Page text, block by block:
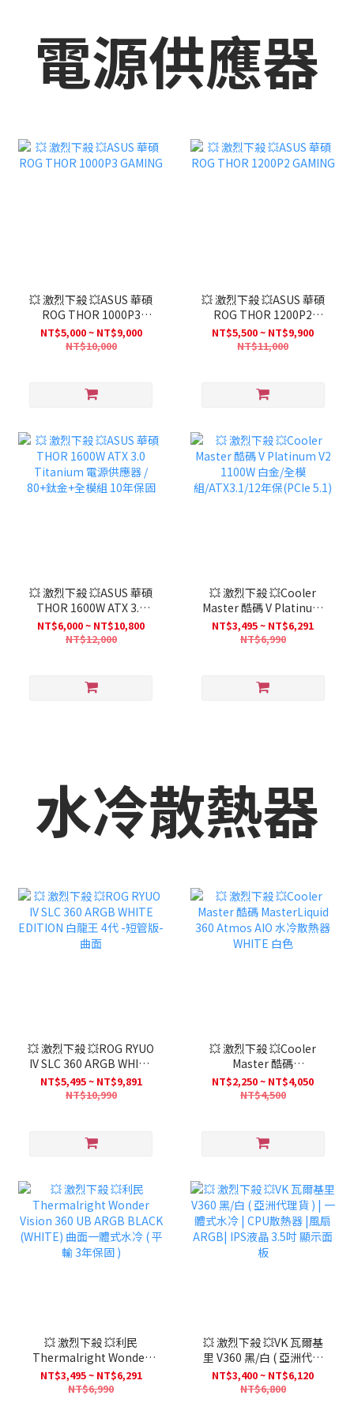
電源供應器
💥 激烈下殺 💥ASUS 華碩
ROG THOR 1000P3
GAMING
NT$5,000 ~ NT$9,000
NT$10,000
💥 激烈下殺 💥ASUS 華碩
ROG THOR 1200P2
GAMING
NT$5,500 ~ NT$9,900
NT$11,000
💥 激烈下殺 💥ASUS 華碩
THOR 1600W ATX 3.0
Titanium 電源供應器 /
80+鈦金+全模組 10年保固
NT$6,000 ~ NT$10,800
NT$12,000
💥 激烈下殺 💥Cooler
Master 酷碼 V Platinum
V2 1100W 白金/全模
組/ATX3.1/12年保(PCIe
NT$3,495 ~ NT$6,291
NT$6,990
水冷散熱器
💥 激烈下殺 💥ROG RYUO
IV SLC 360 ARGB WHITE
EDITION 白龍王 4代 -短管
版- 曲面
NT$5,495 ~ NT$9,891
NT$10,990
💥 激烈下殺 💥Cooler
Master 酷碼
MasterLiquid 360 Atmos
AIO 水冷散熱器 WHITE 白
NT$2,250 ~ NT$4,050
NT$4,500
💥 激烈下殺 💥利民
Thermalright Wonder
Vision 360 UB ARGB
BLACK (WHITE) 曲面一體
NT$3,495 ~ NT$6,291
NT$6,990
💥 激烈下殺 💥VK 瓦爾基
里 V360 黑/白 ( 亞洲代理
貨 ) | 一體式水冷 | CPU散
熱器 |風扇ARGB| IPS液晶
NT$3,400 ~ NT$6,120
NT$6,800